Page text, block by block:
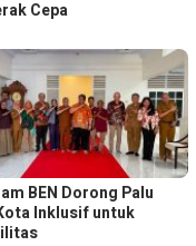
Cepa
BEN Dorong Palu
Inklusif untuk